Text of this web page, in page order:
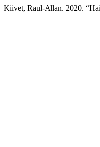
Kiivet, Raul-Allan. 2020.